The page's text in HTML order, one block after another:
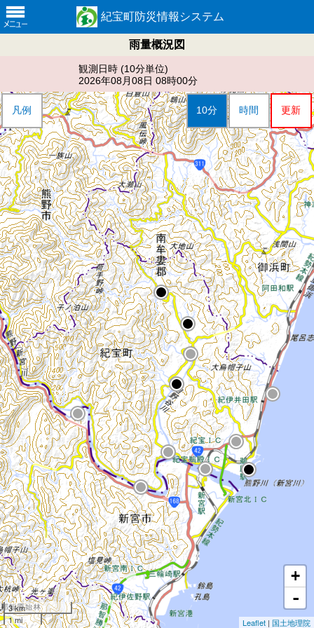
紀宝町防災情報システム
雨量概況図
観測日時 (10分単位)
2026年08月08日 08時00分
3 km
1 mi
+
-
Leaflet | 国土地理院
凡例 10分 時間 更新